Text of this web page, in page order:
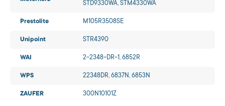
STD9330WA, STM4330WA
Prestolite M105R3508SE
Unipoint STR4390
WAI 2-2348-DR-1, 6852R
WPS 22348DR, 6837N, 6853N
ZAUFER 300N10101Z